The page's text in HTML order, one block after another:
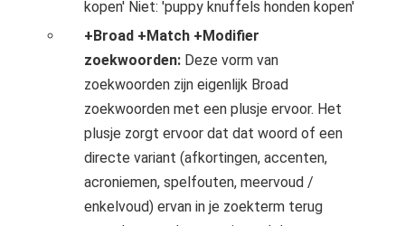
kopen' Niet: 'puppy knuffels honden kopen'
+Broad +Match +Modifier
zoekwoorden: Deze vorm van
zoekwoorden zijn eigenlijk Broad
zoekwoorden met een plusje ervoor. Het
plusje zorgt ervoor dat dat woord of een
directe variant (afkortingen, accenten,
acroniemen, spelfouten, meervoud /
enkelvoud) ervan in je zoekterm terug